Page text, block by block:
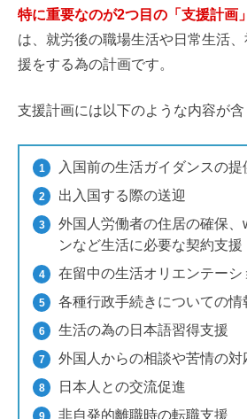
特に重要なのが2つ目の「支援計画」
は、就労後の職場生活や日常生活
援をする為の計画です。
支援計画には以下のような内容が含
入国前の生活ガイダンスの提
出入国する際の送迎
外国人労働者の住居の確保、
ンなど生活に必要な契約支援
在留中の生活オリエンテーシ
各種行政手続きについての情
生活の為の日本語習得支援
外国人からの相談や苦情の対
日本人との交流促進
非自発的離職時の転職支援